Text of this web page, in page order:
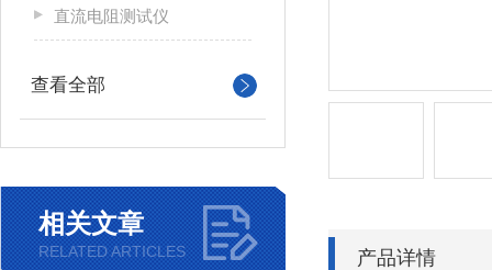
直流电阻测试仪
查看全部
相关文章
RELATED ARTICLES 产品详情